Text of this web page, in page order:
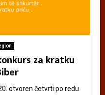
za kratku
otvoren četvrti po redu